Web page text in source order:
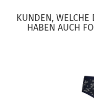
KUNDEN, WELCHE
HABEN AUCH